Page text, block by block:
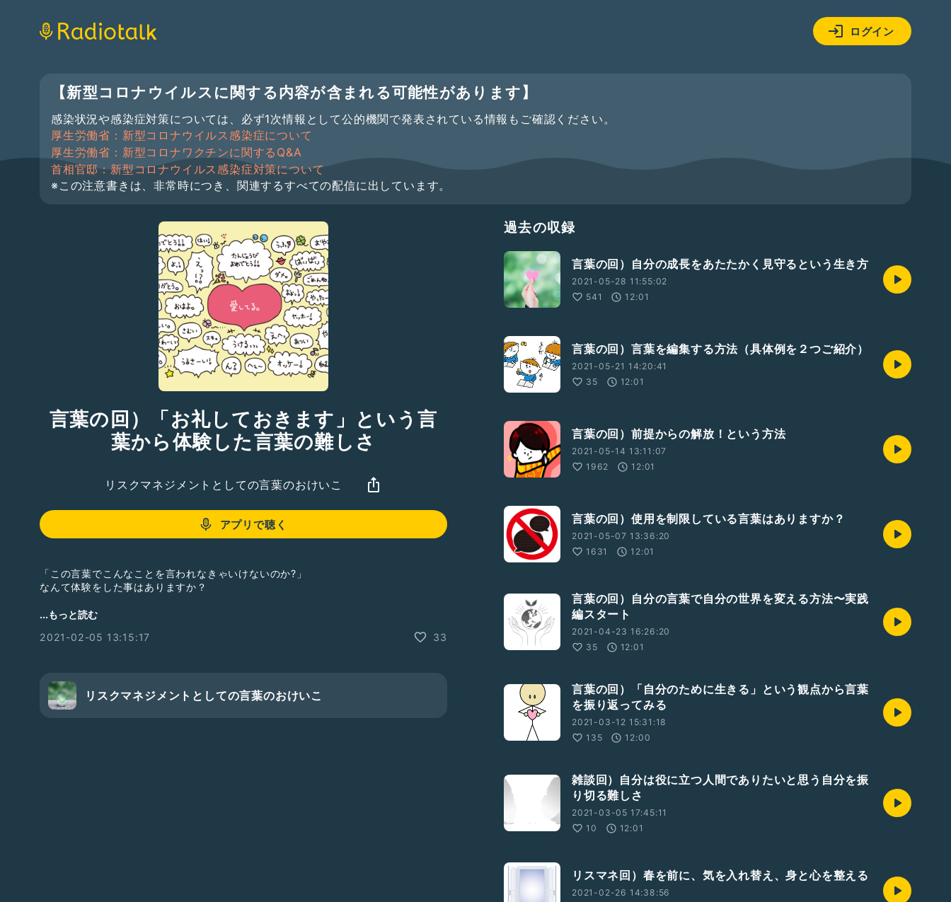
ログイン
【新型コロナウイルスに関する内容が含まれる可能性があります】
感染状況や感染症対策については、必ず1次情報として公的機関で発表されている情報もご確認ください。
厚生労働省：新型コロナウイルス感染症について
厚生労働省：新型コロナワクチンに関するQ&A
首相官邸：新型コロナウイルス感染症対策について
※この注意書きは、非常時につき、関連するすべての配信に出しています。
言葉の回）「お礼しておきます」という言
葉から体験した言葉の難しさ
リスクマネジメントとしての言葉のおけいこ
アプリで聴く
「この言葉でこんなことを言われなきゃいけないのか?」
なんて体験をした事はありますか？
今回は、私のクライアントさんの職場での体験談を具体例に、『自分の身を守るため
動してしまうのかも全くわからないのが現実です。
だからといって諦めるのか？
...もっと読む
2021-02-05 13:15:17
33
リスクマネジメントとしての言葉のおけいこ
過去の収録
言葉の回）自分の成長をあたたかく見守るという生き方
2021-05-28 11:55:02
541
12:01
言葉の回）言葉を編集する方法（具体例を２つご紹介）
2021-05-21 14:20:41
35
12:01
言葉の回）前提からの解放！という方法
2021-05-14 13:11:07
1962
12:01
言葉の回）使用を制限している言葉はありますか？
2021-05-07 13:36:20
1631
12:01
言葉の回）自分の言葉で自分の世界を変える方法〜実践
編スタート
2021-04-23 16:26:20
35
12:01
言葉の回）「自分のために生きる」という観点から言葉
を振り返ってみる
2021-03-12 15:31:18
135
12:00
雑談回）自分は役に立つ人間でありたいと思う自分を振
り切る難しさ
2021-03-05 17:45:11
10
12:01
リスマネ回）春を前に、気を入れ替え、身と心を整える
2021-02-26 14:38:56